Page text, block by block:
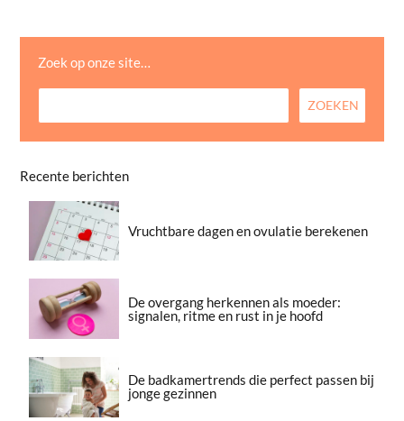
Zoek op onze site…
Recente berichten
Vruchtbare dagen en ovulatie berekenen
De overgang herkennen als moeder:
signalen, ritme en rust in je hoofd
De badkamertrends die perfect passen bij
jonge gezinnen